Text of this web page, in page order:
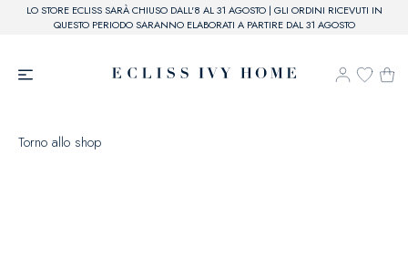
LO STORE ECLISS SARÀ CHIUSO DALL'8 AL 31 AGOSTO | GLI ORDINI RICEVUTI IN
QUESTO PERIODO SARANNO ELABORATI A PARTIRE DAL 31 AGOSTO
Torno allo shop